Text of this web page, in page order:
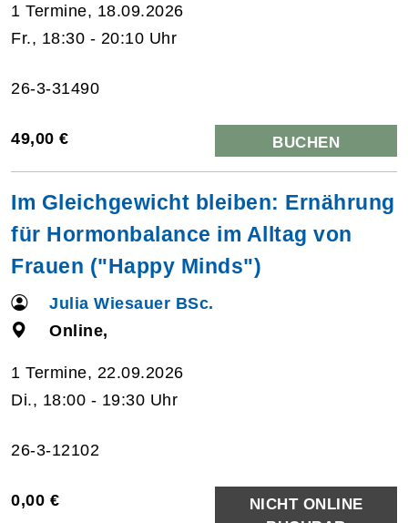
1 Termine, 18.09.2026
Fr., 18:30 - 20:10 Uhr
26-3-31490
49,00 € BUCHEN
Im Gleichgewicht bleiben: Ernährung
für Hormonbalance im Alltag von
Frauen ("Happy Minds")
Julia Wiesauer BSc.
Online,
1 Termine, 22.09.2026
Di., 18:00 - 19:30 Uhr
26-3-12102
0,00 €
NICHT ONLINE